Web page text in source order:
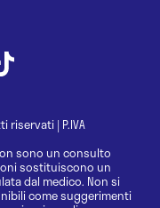
riservati| P.IVA
sono un consulto
sostituiscono un
dal medico. Non si
come suggerimenti